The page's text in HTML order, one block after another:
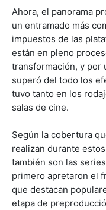
Ahora, el panorama
un entramado más
impuestos de las
están en pleno
transformación, y por
superó del todo los
tuvo tanto en los
salas de cine.
Según la cobertura
realizan durante
también son las
primero apretaron el
que destacan
etapa de